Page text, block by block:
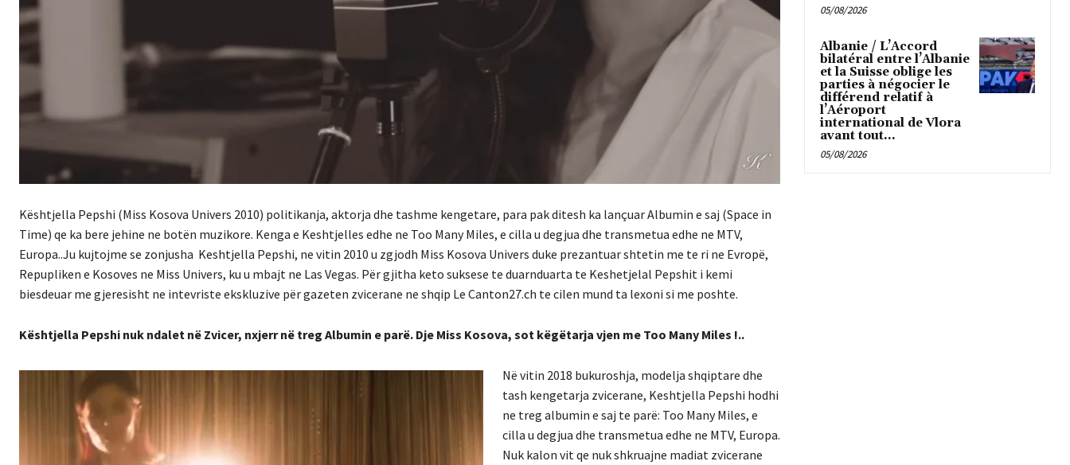
Kështjella Pepshi (Miss Kosova Univers 2010) politikanja, aktorja dhe tashme kengetare, para pak ditesh ka lançuar Albumin e saj (Space in
Time) qe ka bere jehine ne botën muzikore. Kenga e Keshtjelles edhe ne Too Many Miles, e cilla u degjua dhe transmetua edhe ne MTV,
Europa..Ju kujtojme se zonjusha Keshtjella Pepshi, ne vitin 2010 u zgjodh Miss Kosova Univers duke prezantuar shtetin me te ri ne Evropë,
Repupliken e Kosoves ne Miss Univers, ku u mbajt ne Las Vegas. Për gjitha keto suksese te duarnduarta te Keshetjelal Pepshit i kemi
biesdeuar me gjeresisht ne intevriste ekskluzive për gazeten zvicerane ne shqip Le Canton27.ch te cilen mund ta lexoni si me poshte.
Kështjella Pepshi nuk ndalet në Zvicer, nxjerr në treg Albumin e parë. Dje Miss Kosova, sot këgëtarja vjen me Too Many Miles !..
Në vitin 2018 bukuroshja, modelja shqiptare dhe
tash kengetarja zvicerane, Keshtjella Pepshi hodhi
ne treg albumin e saj te parë: Too Many Miles, e
cilla u degjua dhe transmetua edhe ne MTV, Europa.
Nuk kalon vit qe nuk shkruajne madiat zvicerane
05/08/2026
Albanie / L’Accord
bilatéral entre l’Albanie
et la Suisse oblige les
parties à négocier le
différend relatif à
l’Aéroport
international de Vlora
avant tout...
05/08/2026